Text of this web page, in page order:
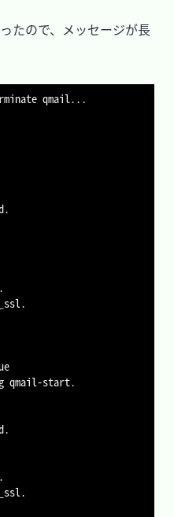
たので、メッセージが長
qmail...
qmail-start.